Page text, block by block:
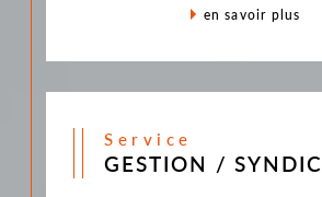
en savoir plus
service
GESTION / SYNDIC